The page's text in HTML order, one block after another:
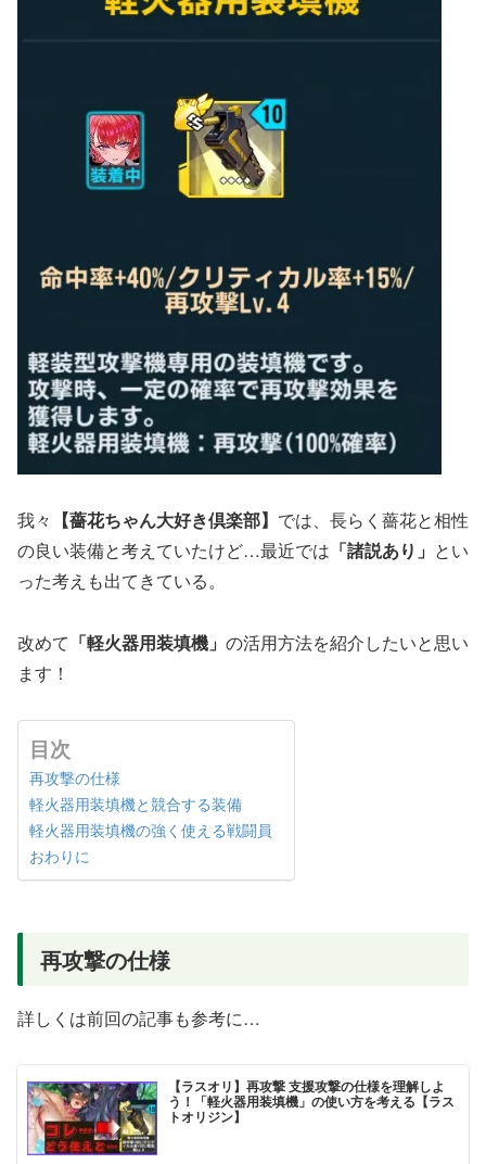
我々 【薔花ちゃん大好き倶楽部】 では、長らく薔花と相性
の良い装備と考えていたけど…最近では 「諸説あり」 とい
った考えも出てきている。
改めて 「軽火器用装填機」 の活用方法を紹介したいと思い
ます！
目次
再攻撃の仕様
軽火器用装填機と競合する装備
軽火器用装填機の強く使える戦闘員
おわりに
再攻撃の仕様
詳しくは前回の記事も参考に…
【ラスオリ】再攻撃 支援攻撃の仕様を理解しよ
う！「軽火器用装填機」の使い方を考える【ラス
トオリジン】